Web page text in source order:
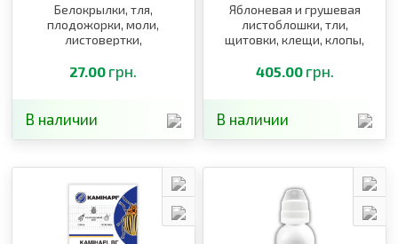
Белокрылки, тля,
плодожорки, моли,
листовертки,
блошки, клопы, трипсы,
пьявицы, долгоносики,
27.00 грн.
В наличии
Яблоневая и грушевая
листоблошки, тли,
щитовки, клещи, клопы,
405.00 грн.
В наличии